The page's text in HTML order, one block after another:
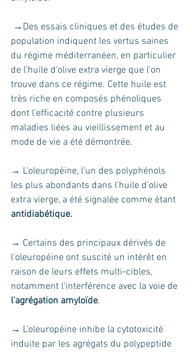
population indiquent les vertus saines
du régime méditerranéen, en particulier
de l'huile d'olive extra vierge que l'on
trouve dans ce régime. Cette huile est
très riche en composés phénoliques
dont l'efficacité contre plusieurs
maladies liées au vieillissement et au
mode de vie a été démontrée.
→ L'oleuropéine, l'un des polyphénols
les plus abondants dans l’huile d’olive
extra vierge, a été signalée comme étant
antidiabétique.
→ Certains des principaux dérivés de
l'oleuropéine ont suscité un intérêt en
raison de leurs effets multi-cibles,
notamment l'interférence avec la voie de
l'agrégation amyloïde.
→ L’oleuropéine inhibe la cytotoxicité
induite par les agrégats du polypeptide